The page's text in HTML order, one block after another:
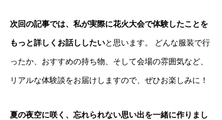
次回の記事では、私が実際に花火大会で体験したことを
もっと詳しくお話ししたいと思います。 どんな服装で行
ったか、おすすめの持ち物、そして会場の雰囲気など、
リアルな体験談をお届けしますので、ぜひお楽しみに！
夏の夜空に咲く、忘れられない思い出を一緒に作りまし